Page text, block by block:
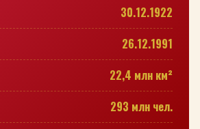
30.12.1922
26.12.1991
22,4 млн км²
293 млн чел.